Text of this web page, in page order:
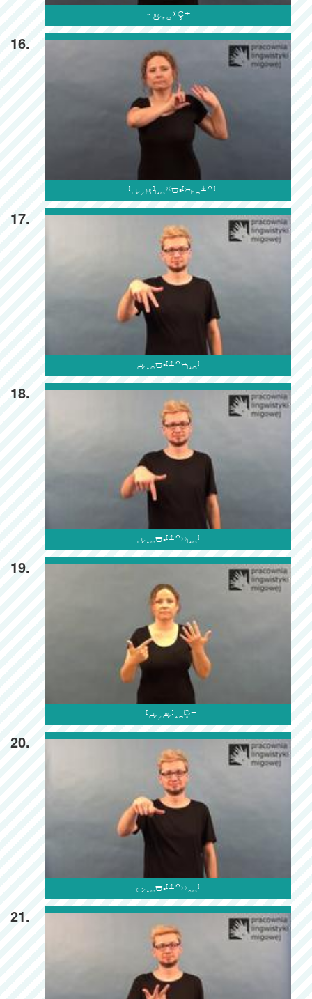

16.

17.

18.

19.

20.

21.